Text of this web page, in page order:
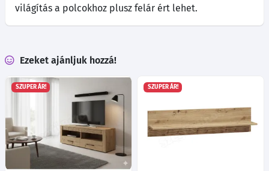
világítás a polcokhoz plusz felár ért lehet.
Ezeket ajánljuk hozzá!
SZUPER ÁR! SZUPER ÁR!